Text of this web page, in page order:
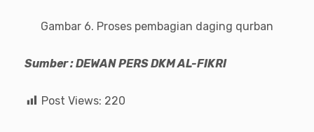
Gambar 6. Proses pembagian daging qurban
Sumber : DEWAN PERS DKM AL-FIKRI
Post Views: 220